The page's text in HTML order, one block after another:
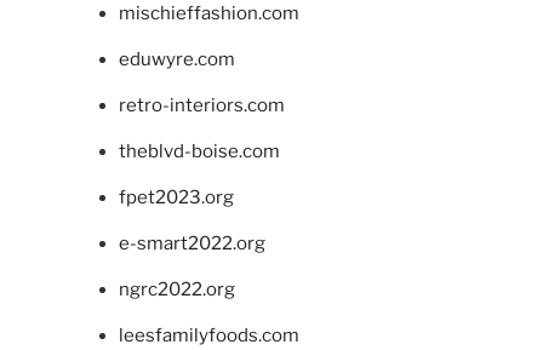
mischieffashion.com
eduwyre.com
retro-interiors.com
theblvd-boise.com
fpet2023.org
e-smart2022.org
ngrc2022.org
leesfamilyfoods.com